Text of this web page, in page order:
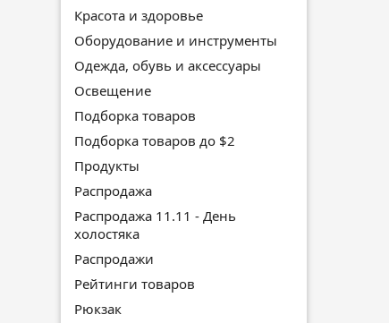
Красота и здоровье
Оборудование и инструменты
Одежда, обувь и аксессуары
Освещение
Подборка товаров
Подборка товаров до $2
Продукты
Распродажа
Распродажа 11.11 - День
холостяка
Распродажи
Рейтинги товаров
Рюкзак